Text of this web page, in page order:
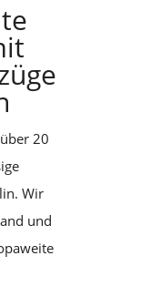
20
Wir
und